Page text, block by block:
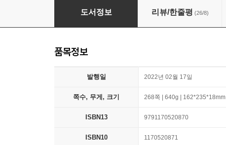
지구를 위해 모두가 채식할 수는 없지만
도서정보 리뷰/한줄평 (26/8)
품목정보
발행일 2022년 02월 17일
쪽수, 무게, 크기 268쪽 | 640g | 162*235*18mm
ISBN13 9791170520870
ISBN10 1170520871